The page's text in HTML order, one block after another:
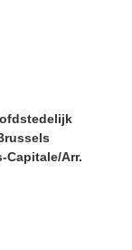
Capitale/Arr.